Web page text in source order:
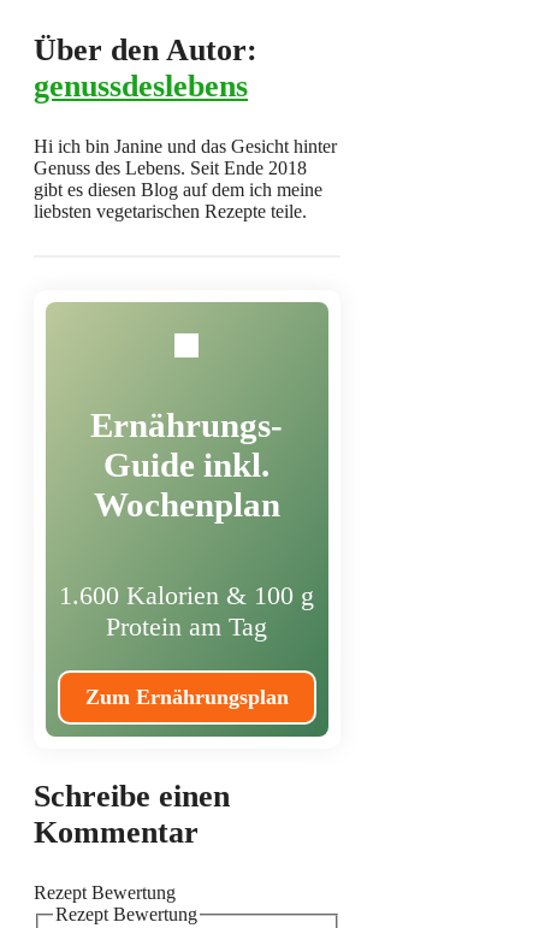
Über den Autor:
genussdeslebens
Hi ich bin Janine und das Gesicht hinter
Genuss des Lebens. Seit Ende 2018
gibt es diesen Blog auf dem ich meine
liebsten vegetarischen Rezepte teile.
Ernährungs-
Guide inkl.
Wochenplan
1.600 Kalorien & 100 g
Protein am Tag
Zum Ernährungsplan
Schreibe einen
Kommentar
Rezept Bewertung
Rezept Bewertung